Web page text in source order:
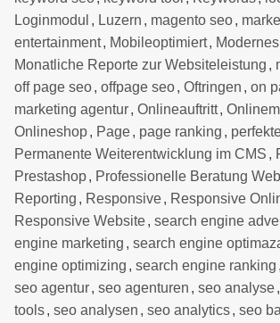
Loginmodul , Luzern , magento seo,
entertainment, Mobileoptimiert,
Monatliche Reporte zur Websiteleistung ,
off page seo, offpage seo, Oftringen , on
marketing agentur, Onlineauftritt,
Onlineshop, Page, page ranking ,
Permanente Weiterentwicklung im CMS ,
Prestashop, Professionelle Beratung
Reporting , Responsive, Responsive
Responsive Website, search engine
engine marketing , search engine
engine optimizing , search engine ranking ,
seo agentur, seo agenturen , seo analyse,
tools, seo analysen , seo analytics, seo